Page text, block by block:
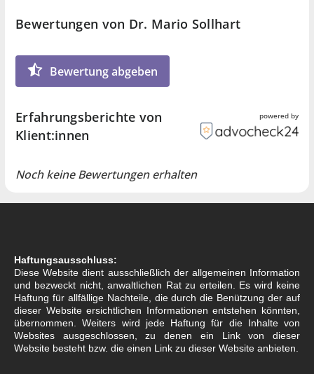
Bewertungen von Dr. Mario Sollhart
Bewertung abgeben
Erfahrungsberichte von
Klient:innen
powered by
Noch keine Bewertungen erhalten
Haftungsausschluss:
Diese Website dient ausschließlich der allgemeinen Information
und bezweckt nicht, anwaltlichen Rat zu erteilen. Es wird keine
Haftung für allfällige Nachteile, die durch die Benützung der auf
dieser Website ersichtlichen Informationen entstehen könnten,
übernommen. Weiters wird jede Haftung für die Inhalte von
Websites ausgeschlossen, zu denen ein Link von dieser
Website besteht bzw. die einen Link zu dieser Website anbieten.